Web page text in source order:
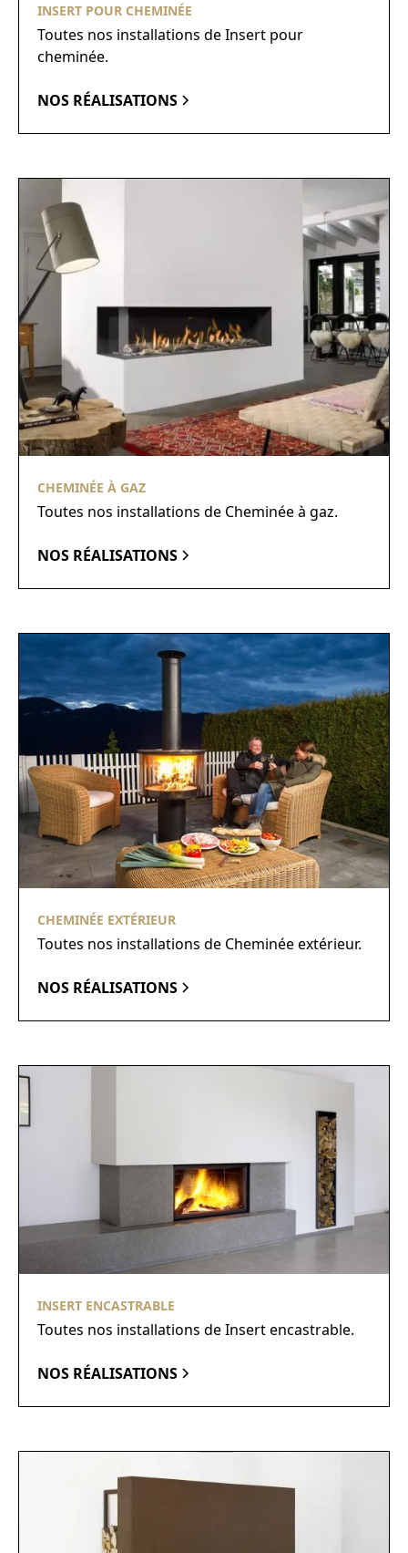
INSERT POUR CHEMINÉE
Toutes nos installations de Insert pour
cheminée.
NOS RÉALISATIONS
CHEMINÉE À GAZ
Toutes nos installations de Cheminée à gaz.
NOS RÉALISATIONS
CHEMINÉE EXTÉRIEUR
Toutes nos installations de Cheminée extérieur.
NOS RÉALISATIONS
INSERT ENCASTRABLE
Toutes nos installations de Insert encastrable.
NOS RÉALISATIONS